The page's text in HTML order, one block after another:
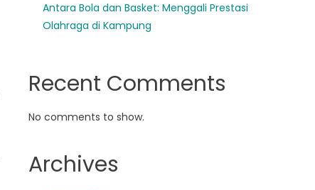
Antara Bola dan Basket: Menggali Prestasi
Olahraga di Kampung
Recent Comments
No comments to show.
Archives